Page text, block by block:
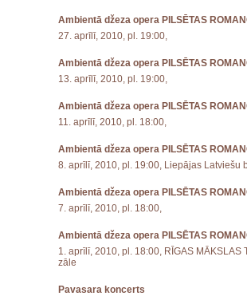
Ambientā džeza opera PILSĒTAS
27. aprīlī, 2010, pl. 19:00,
Ambientā džeza opera PILSĒTAS
13. aprīlī, 2010, pl. 19:00,
Ambientā džeza opera PILSĒTAS
11. aprīlī, 2010, pl. 18:00,
Ambientā džeza opera PILSĒTAS
8. aprīlī, 2010, pl. 19:00, Liepājas Latviešu
Ambientā džeza opera PILSĒTAS
7. aprīlī, 2010, pl. 18:00,
Ambientā džeza opera PILSĒTAS
1. aprīlī, 2010, pl. 18:00, RĪGAS MĀKSLAS
zāle
Pavasara koncerts